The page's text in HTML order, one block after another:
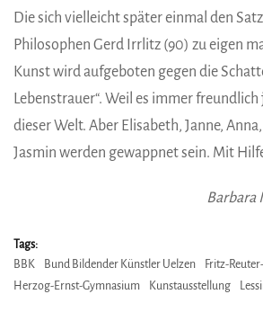
Die sich vielleicht später einmal den
Philosophen Gerd Irrlitz (90) zu eigen
Kunst wird aufgeboten gegen die
Lebenstrauer“. Weil es immer
dieser Welt. Aber Elisabeth, Janne,
Jasmin werden gewappnet sein. Mit
Barbara
Tags:
BBK
Bund Bildender Künstler Uelzen
Fritz-
Herzog-Ernst-Gymnasium
Kunstausstellung